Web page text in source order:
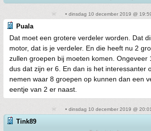
• dinsdag 10 december 2019 @
Puala
Dat moet een grotere verdeler worden. Dat
motor, dat is je verdeler. En die heeft nu 2
zullen groepen bij moeten komen. Ongeveer
dus dat zijn er 6. En dan is het interessanter
nemen waar 8 groepen op kunnen dan een
eentje van 2 er naast.
• dinsdag 10 december 2019 @
Tink89